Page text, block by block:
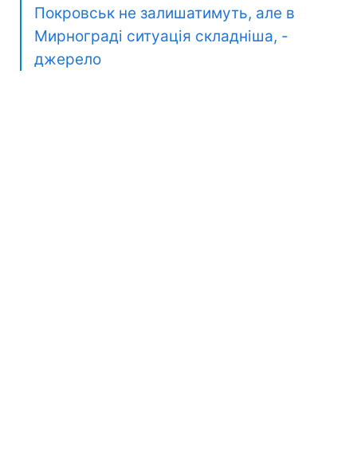
Покровськ не залишатимуть, але в
Мирнограді ситуація складніша, -
джерело